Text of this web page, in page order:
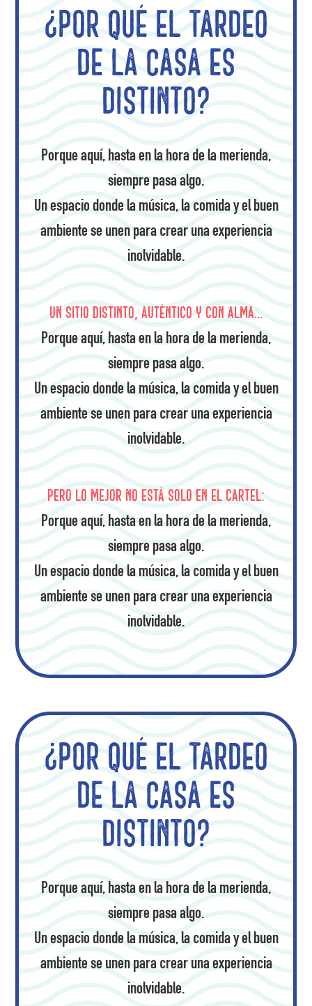
¿Por qué el tardeo
de La Casa es
distinto?
Porque aquí, hasta en la hora de la merienda,
siempre pasa algo.
Un espacio donde la música, la comida y el buen
ambiente se unen para crear una experiencia
inolvidable.
Un sitio distinto, auténtico y con alma…
Porque aquí, hasta en la hora de la merienda,
siempre pasa algo.
Un espacio donde la música, la comida y el buen
ambiente se unen para crear una experiencia
inolvidable.
Pero lo mejor no está solo en el cartel:
Porque aquí, hasta en la hora de la merienda,
siempre pasa algo.
Un espacio donde la música, la comida y el buen
ambiente se unen para crear una experiencia
inolvidable.
¿Por qué el tardeo
de La Casa es
distinto?
Porque aquí, hasta en la hora de la merienda,
siempre pasa algo.
Un espacio donde la música, la comida y el buen
ambiente se unen para crear una experiencia
inolvidable.